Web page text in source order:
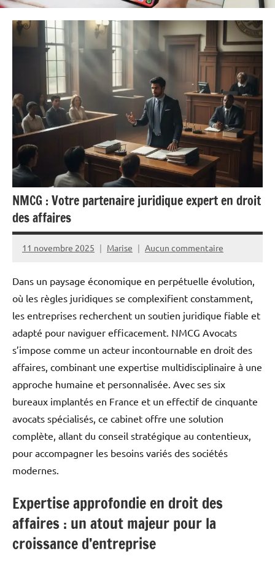
NMCG : Votre partenaire juridique expert en droit
des affaires
11 novembre 2025 Marise Aucun commentaire
Dans un paysage économique en perpétuelle évolution,
où les règles juridiques se complexifient constamment,
les entreprises recherchent un soutien juridique fiable et
adapté pour naviguer efficacement. NMCG Avocats
s’impose comme un acteur incontournable en droit des
affaires, combinant une expertise multidisciplinaire à une
approche humaine et personnalisée. Avec ses six
bureaux implantés en France et un effectif de cinquante
avocats spécialisés, ce cabinet offre une solution
complète, allant du conseil stratégique au contentieux,
pour accompagner les besoins variés des sociétés
modernes.
Expertise approfondie en droit des
affaires : un atout majeur pour la
croissance d’entreprise